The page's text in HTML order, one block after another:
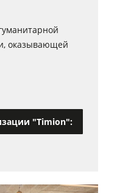
оказывающей
"Timion":